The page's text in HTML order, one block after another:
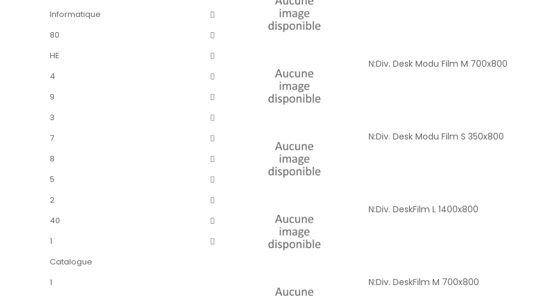
Informatique
80
HE
4
9
3
7
8
5
2
40
1
Catalogue
1
N:Div. Desk Modu Film M 700x800
N:Div. Desk Modu Film S 350x800
N:Div. DeskFilm L 1400x800
N:Div. DeskFilm M 700x800